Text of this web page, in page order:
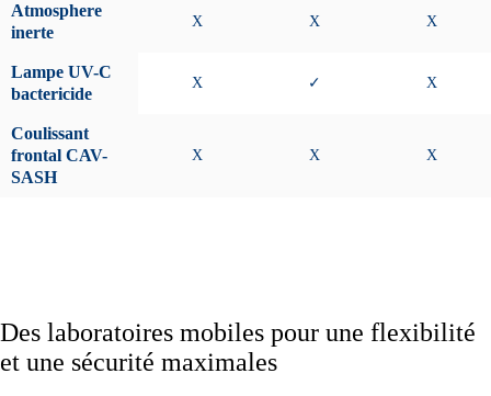
Atmosphere
inerte
X X X
Lampe UV-C
bactericide
X ✓ X
Coulissant
frontal CAV-
SASH
X X X
Des laboratoires mobiles pour une flexibilité
et une sécurité maximales